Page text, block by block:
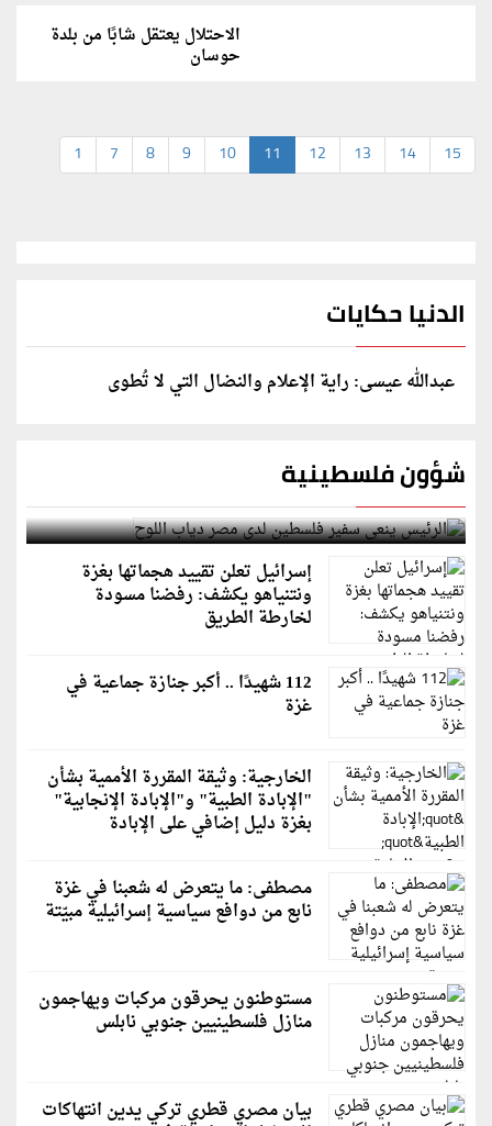
الاحتلال يعتقل شابًا من بلدة
حوسان
1 7 8 9 10 11 12 13 14 15
الدنيا حكايات
عبدالله عيسى: راية الإعلام والنضال التي لا تُطوى
شؤون فلسطينية
الرئيس ينعى سفير فلسطين لدى مصر دياب اللوح
إسرائيل تعلن تقييد هجماتها بغزة
ونتنياهو يكشف: رفضنا مسودة
لخارطة الطريق
112 شهيدًا .. أكبر جنازة جماعية في
غزة
الخارجية: وثيقة المقررة الأممية بشأن
"الإبادة الطبية" و"الإبادة الإنجابية"
بغزة دليل إضافي على الإبادة
مصطفى: ما يتعرض له شعبنا في غزة
نابع من دوافع سياسية إسرائيلية مبيّتة
مستوطنون يحرقون مركبات ويهاجمون
منازل فلسطينيين جنوبي نابلس
بيان مصري قطري تركي يدين انتهاكات